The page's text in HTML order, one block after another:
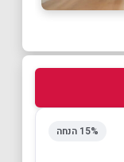
15% הנחה